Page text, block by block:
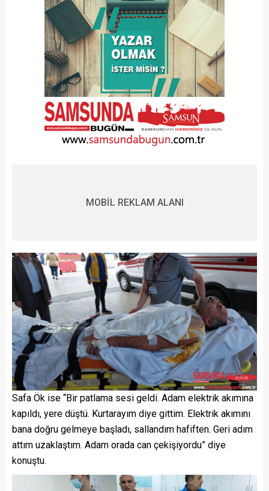
MOBİL REKLAM ALANI
Safa Ök ise “Bir patlama sesi geldi. Adam elektrik akımına
kapıldı, yere düştü. Kurtarayım diye gittim. Elektrik akımını
bana doğru gelmeye başladı, sallandım hafiften. Geri adım
attım uzaklaştım. Adam orada can çekişiyordu” diye
konuştu.